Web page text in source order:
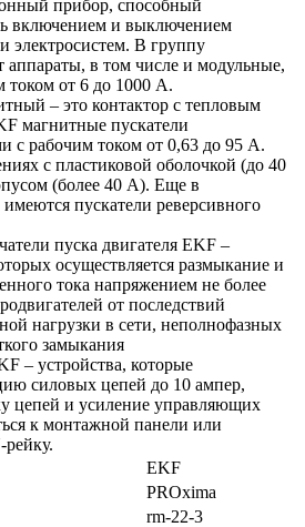
прибор, способный
включением и выключением
электросистем. В группу
аппараты, в том числе и модульные,
от 6 до 1000 А.
– это контактор с тепловым
магнитные пускатели
с рабочим током от 0,63 до 95 А.
с пластиковой оболочкой (до 40
(более 40 А). Еще в
пускатели реверсивного
пуска двигателя EKF –
осуществляется размыкание и
тока напряжением не более
от последствий
нагрузки в сети, неполнофазных
замыкания
– устройства, которые
силовых цепей до 10 ампер,
цепей и усиление управляющих
к монтажной панели или
рейку.
EKF
PROxima
rm-22-3